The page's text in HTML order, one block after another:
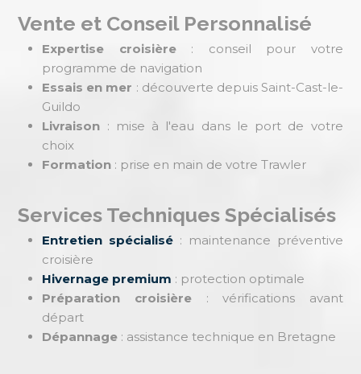
Vente et Conseil Personnalisé
Expertise croisière: conseil pour votre
programme de navigation
Essais en mer : découverte depuis Saint-Cast-le-
Guildo
Livraison : mise à l'eau dans le port de votre
choix
Formation : prise en main de votre Trawler
Services Techniques Spécialisés
Entretien spécialisé : maintenance préventive
croisière
Hivernage premium : protection optimale
Préparation croisière: vérifications avant
départ
Dépannage : assistance technique en Bretagne